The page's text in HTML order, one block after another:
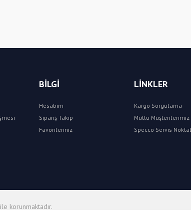
BİLGİ
Hesabım
Sipariş Takip
Favorileriniz
LİNKLER
Kargo Sorgulama
Mutlu Müşterilerimiz
Specco Servis
korunmaktadır.